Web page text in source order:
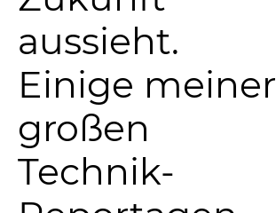
aussieht.
Einige meiner
großen
Technik-